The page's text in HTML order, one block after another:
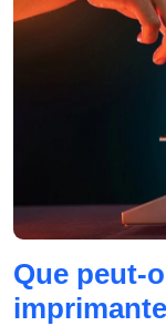
Que peut-